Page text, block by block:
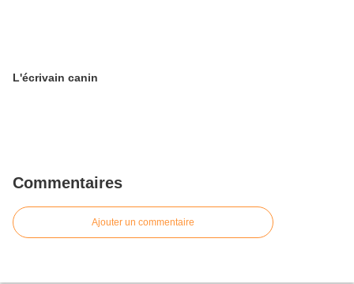
L'écrivain canin
Commentaires
Ajouter un commentaire